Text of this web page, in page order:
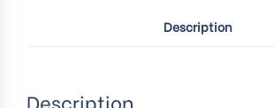
Description
Description